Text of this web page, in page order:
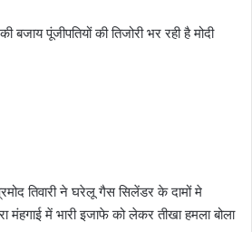
पूंजीपतियों की तिजोरी भर रही है मोदी
तिवारी ने घरेलू गैस सिलेंडर के दामों मे
मंहगाई में भारी इजाफे को लेकर तीखा हमला बोला